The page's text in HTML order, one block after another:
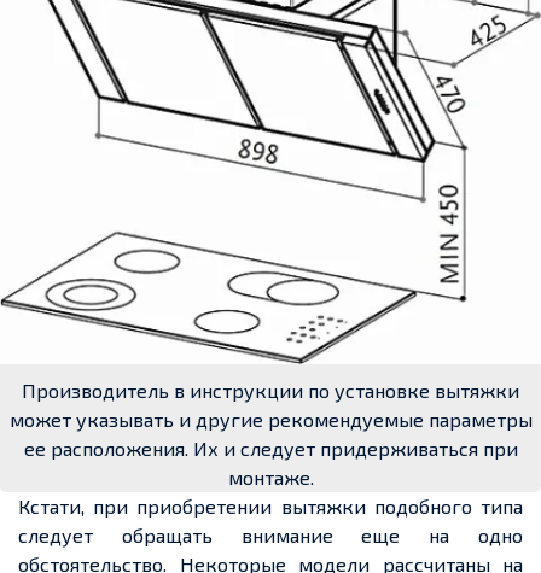
Производитель в инструкции по установке вытяжки
может указывать и другие рекомендуемые параметры
ее расположения. Их и следует придерживаться при
монтаже.
Кстати, при приобретении вытяжки подобного типа
следует обращать внимание еще на одно
обстоятельство. Некоторые модели рассчитаны на